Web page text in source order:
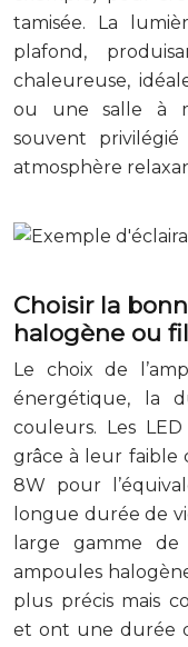
tamisée. La
plafond,
chaleureuse,
ou une salle à
souvent
atmosphère
Choisir la
halogène ou
Le choix de
énergétique, la
couleurs. Les
grâce à leur faible
8W pour
longue durée de
large gamme
ampoules
plus précis mais
et ont une durée